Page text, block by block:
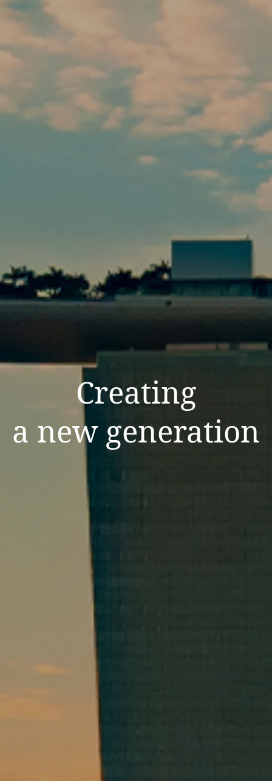
Creating
a new generation